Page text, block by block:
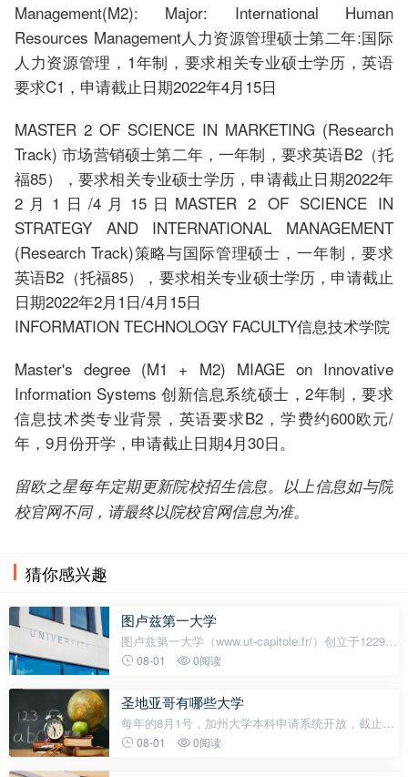
Management(M2): Major: International Human
Resources Management人力资源管理硕士第二年:国际
人力资源管理，1年制，要求相关专业硕士学历，英语
要求C1，申请截止日期2022年4月15日
MASTER 2 OF SCIENCE IN MARKETING (Research
Track) 市场营销硕士第二年，一年制，要求英语B2（托
福85），要求相关专业硕士学历，申请截止日期2022年
2月1日/4月15日MASTER 2 OF SCIENCE IN
STRATEGY AND INTERNATIONAL MANAGEMENT
(Research Track)策略与国际管理硕士，一年制，要求
英语B2（托福85），要求相关专业硕士学历，申请截止
日期2022年2月1日/4月15日
INFORMATION TECHNOLOGY FACULTY信息技术学院
Master's degree (M1 + M2) MIAGE on Innovative
Information Systems 创新信息系统硕士，2年制，要求
信息技术类专业背景，英语要求B2，学费约600欧元/
年，9月份开学，申请截止日期4月30日。
留欧之星每年定期更新院校招生信息。以上信息如与院
校官网不同，请最终以院校官网信息为准。
猜你感兴趣
图卢兹第一大学
图卢兹第一大学（www.ut-capitole.fr/）创立于1229
年，本部位于图卢兹市中心，并设有多处分校园，在
生以其优异的成绩和突出的能力表现
08-01 0阅读
圣地亚哥有哪些大学
每年的8月1号，加州大学本科申请系统开放，截止到
11月30。加州大学10所分校里9所能够招收本科的分
08-01 0阅读